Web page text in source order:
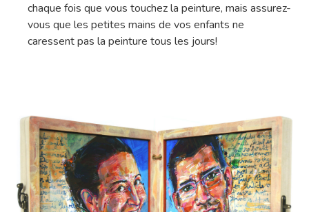
chaque fois que vous touchez la peinture, mais assurez-
vous que les petites mains de vos enfants ne
caressent pas la peinture tous les jours!